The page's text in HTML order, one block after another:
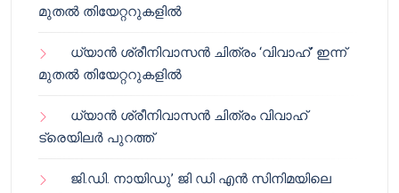
മുതൽ തിയേറ്ററുകളിൽ
ധ്യാൻ ശ്രീനിവാസൻ ചിത്രം ‘വിവാഹ്’ ഇന്ന്
മുതൽ തിയേറ്ററുകളിൽ
ധ്യാൻ ശ്രീനിവാസൻ ചിത്രം വിവാഹ്
ട്രെയിലർ പുറത്ത്
ജി.ഡി. നായിഡു’ ജി ഡി എൻ സിനിമയിലെ